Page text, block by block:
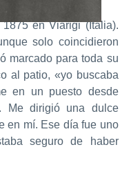
en Viarigi (Italia).
solo coincidieron
marcado para toda su
al patio, «yo buscaba
en un puesto desde
Me dirigió una dulce
en mí. Ese día fue uno
seguro de haber